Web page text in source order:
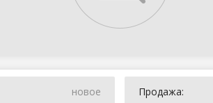
новое Продажа: